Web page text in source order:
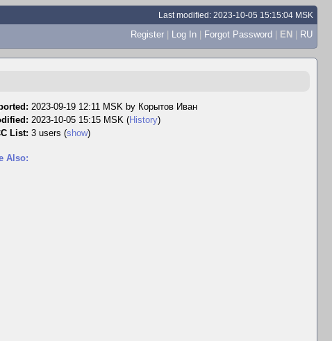
Last modified: 2023-10-05 15:15:04 MSK
Register | Log In | Forgot Password | EN | RU
2023-09-19 12:11 MSK by Корытов Иван
2023-10-05 15:15 MSK (History)
List: 3 users (show)
Also: